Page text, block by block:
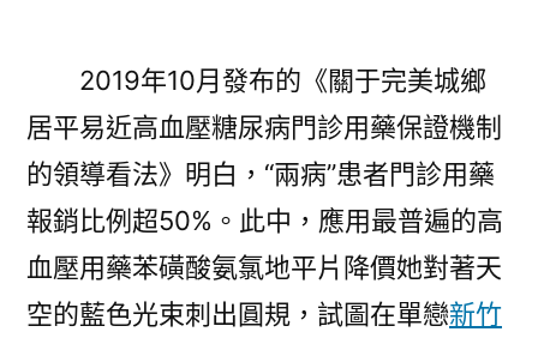
2019年10月發布的《關于完美城鄉
居平易近高血壓糖尿病門診用藥保證機制
的領導看法》明白，“兩病”患者門診用藥
報銷比例超50%。此中，應用最普遍的高
血壓用藥苯磺酸氨氯地平片降價她對著天
空的藍色光束刺出圓規，試圖在單戀新竹